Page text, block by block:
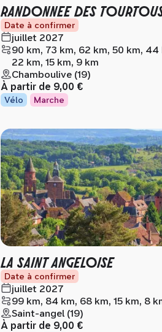
RANDONNEE DES
Date à confirmer
juillet 2027
90 km, 73 km, 62 km, 50 km, 44
22 km, 15 km, 9 km
Chamboulive (19)
À partir de 9,00 €
Vélo Marche
LA SAINT ANGELOISE
Date à confirmer
juillet 2027
99 km, 84 km, 68 km, 15 km, 8
Saint-angel (19)
À partir de 9,00 €